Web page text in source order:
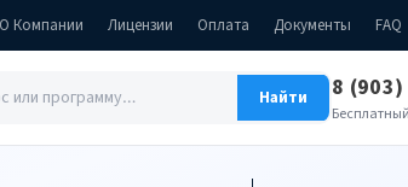
О Компании Лицензии Оплата Документы FAQ
Найти 8